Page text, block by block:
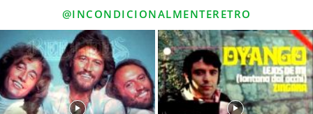
@INCONDICIONALMENTERETRO